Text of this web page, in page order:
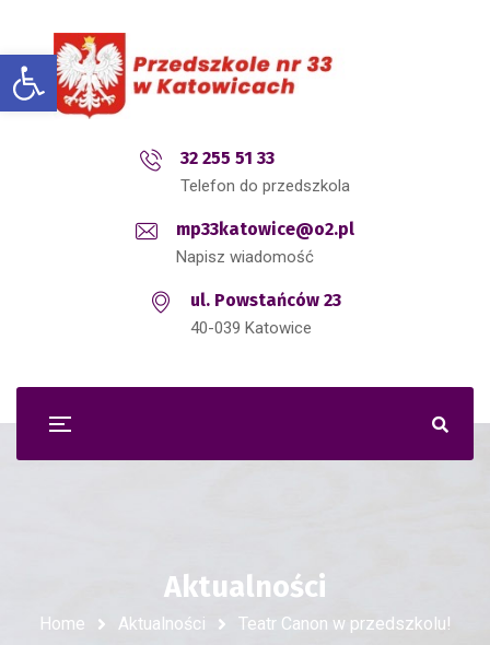
Open toolbar
32 255 51 33
Telefon do przedszkola
mp33katowice@o2.pl
Napisz wiadomość
ul. Powstańców 23
40-039 Katowice
Aktualności
Home Aktualności Teatr Canon w przedszkolu!